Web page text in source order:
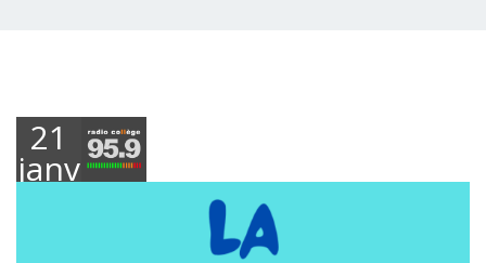
21
janvier